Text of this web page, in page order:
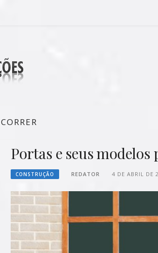
Portas e seus
CONSTRUÇÃO REDATOR 4 DE ABRIL DE